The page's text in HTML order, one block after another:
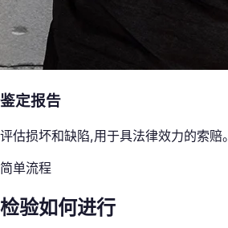
鉴定报告
评估损坏和缺陷,用于具法律效力的索赔。
简单流程
检验如何进行